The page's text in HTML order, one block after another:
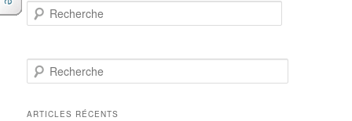
Recherche
Recherche
ARTICLES RÉCENTS